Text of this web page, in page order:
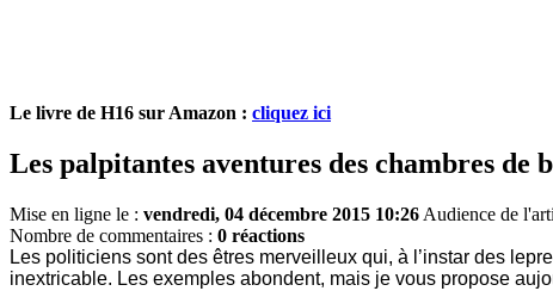
Le livre de H16 sur Amazon : cliquez ici
Les palpitantes aventures des chambres de
Mise en ligne le : vendredi, 04 décembre 2015 10:26 Audience de
Nombre de commentaires : 0 réactions
Les politiciens sont des êtres merveilleux qui, à l’instar des
inextricable. Les exemples abondent, mais je vous propose